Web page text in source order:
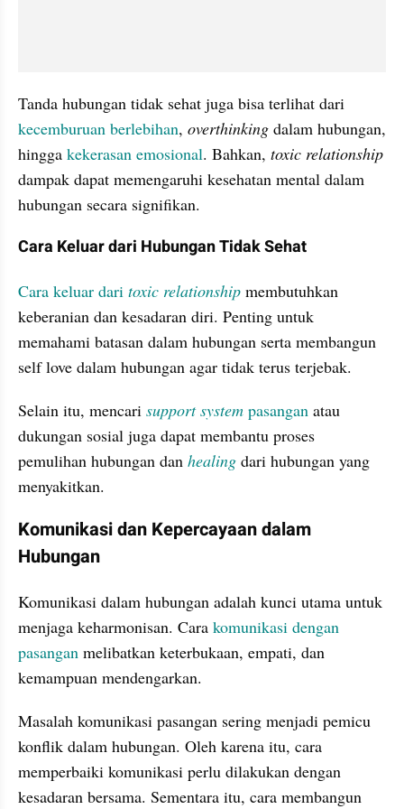
kecemburuan berlebihan, overthinking dalam hubungan,
hingga kekerasan emosional. Bahkan,
dampak dapat memengaruhi kesehatan mental dalam
hubungan secara signifikan.
Cara Keluar dari Hubungan Tidak Sehat
Cara keluar dari toxic relationship membutuhkan
keberanian dan kesadaran diri. Penting untuk
memahami batasan dalam hubungan serta membangun
self love dalam hubungan agar tidak terus terjebak.
Selain itu, mencari support system pasangan atau
dukungan sosial juga dapat membantu proses
pemulihan hubungan dan healing dari hubungan yang
menyakitkan.
Komunikasi dan Kepercayaan dalam
Hubungan
Komunikasi dalam hubungan adalah kunci utama untuk
menjaga keharmonisan. Cara komunikasi dengan
pasangan melibatkan keterbukaan, empati, dan
kemampuan mendengarkan.
Masalah komunikasi pasangan sering menjadi pemicu
konflik dalam hubungan. Oleh karena itu, cara
memperbaiki komunikasi perlu dilakukan dengan
kesadaran bersama. Sementara itu, cara membangun